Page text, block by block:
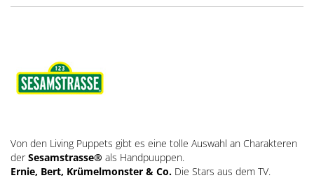
Von den Living Puppets gibt es eine tolle Auswahl an Charakteren
derSesamstrasse® als Handpuuppen.
Ernie, Bert, Krümelmonster & Co. Die Stars aus dem TV.